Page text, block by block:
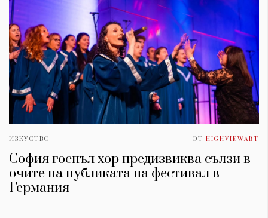
ИЗКУСТВО ОТ HIGHVIEWART
София госпъл хор предизвиква сълзи в
очите на публиката на фестивал в
Германия